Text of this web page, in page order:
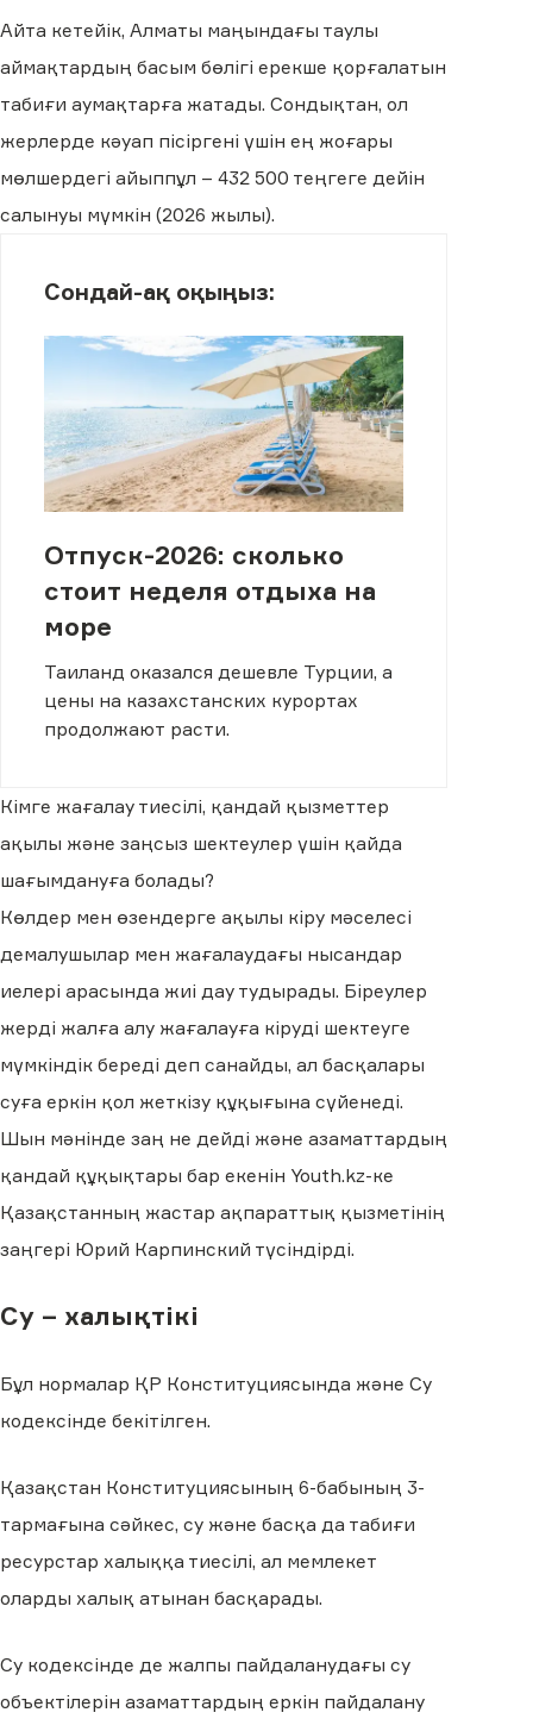
Айта кетейік, Алматы маңындағы таулы
аймақтардың басым бөлігі ерекше қорғалатын
табиғи аумақтарға жатады. Сондықтан, ол
жерлерде кәуап пісіргені үшін ең жоғары
мөлшердегі айыппұл – 432 500 теңгеге дейін
салынуы мүмкін (2026 жылы).
Сондай-ақ оқыңыз:
Отпуск-2026: сколько
стоит неделя отдыха на
море
Таиланд оказался дешевле Турции, а
цены на казахстанских курортах
продолжают расти.
Кімге жағалау тиесілі, қандай қызметтер
ақылы және заңсыз шектеулер үшін қайда
шағымдануға болады?
Көлдер мен өзендерге ақылы кіру мәселесі
демалушылар мен жағалаудағы нысандар
иелері арасында жиі дау тудырады. Біреулер
жерді жалға алу жағалауға кіруді шектеуге
мүмкіндік береді деп санайды, ал басқалары
суға еркін қол жеткізу құқығына сүйенеді.
Шын мәнінде заң не дейді және азаматтардың
қандай құқықтары бар екенін Youth.kz-ке
Қазақстанның жастар ақпараттық қызметінің
заңгері Юрий Карпинский түсіндірді.
Су – халықтікі
Бұл нормалар ҚР Конституциясында және Су
кодексінде бекітілген.
Қазақстан Конституциясының 6-бабының 3-
тармағына сәйкес, су және басқа да табиғи
ресурстар халыққа тиесілі, ал мемлекет
оларды халық атынан басқарады.
Су кодексінде де жалпы пайдаланудағы су
объектілерін азаматтардың еркін пайдалану